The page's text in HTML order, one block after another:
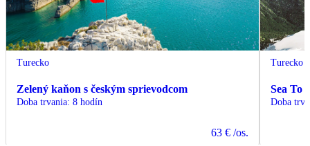
Turecko
Zelený kaňon s českým sprievodcom
Doba trvania: 8 hodín
63 € /os.
Turecko
Sea To
Doba